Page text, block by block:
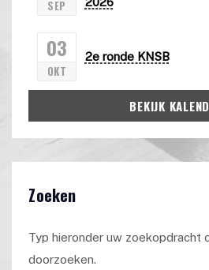
SEP
03
OKT
2e ronde KNSB
BEKIJK
Zoeken
Typ hieronder uw zoekopdracht
doorzoeken.